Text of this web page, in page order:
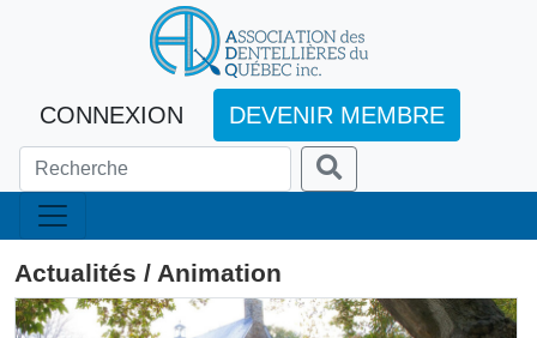
CONNEXION DEVENIR MEMBRE
Actualités / Animation